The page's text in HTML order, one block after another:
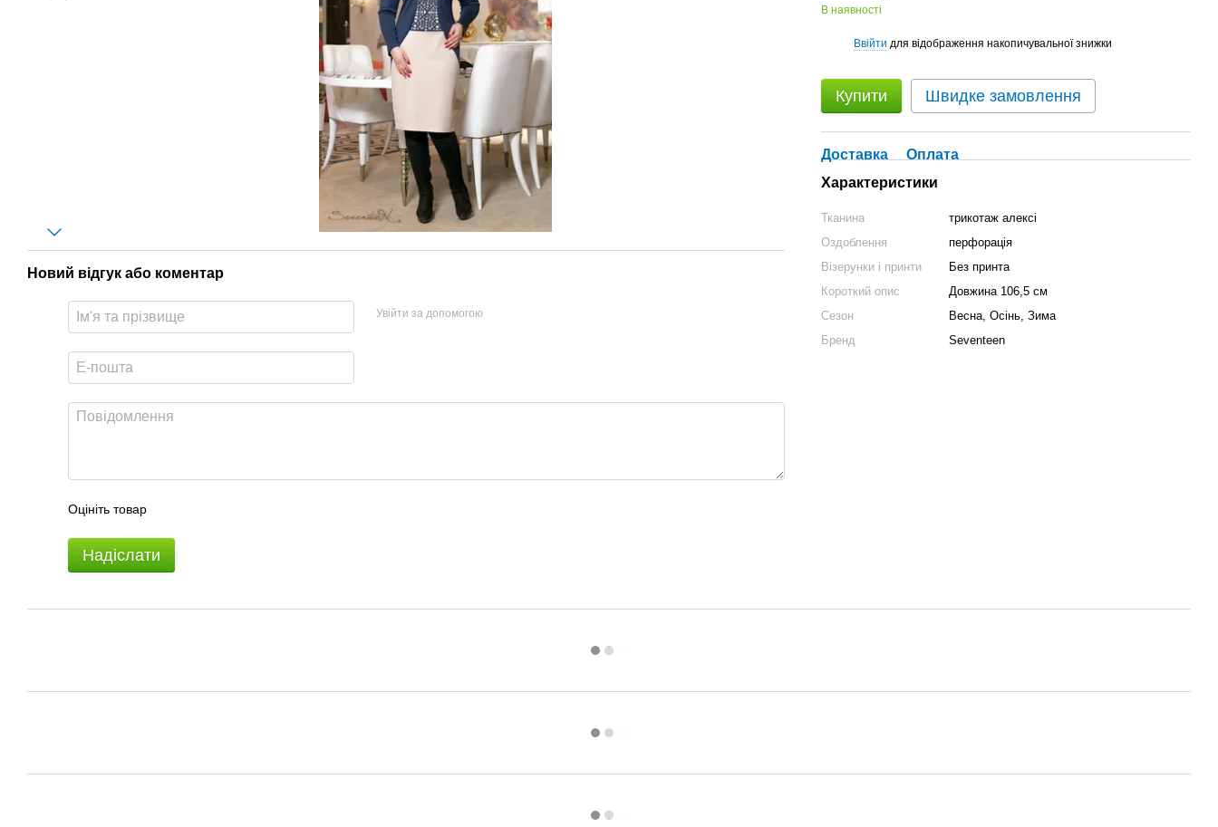
Новий відгук або коментар
Увійти за допомогою
Оцініть товар
Надіслати
В наявності
Ввійти для відображення накопичувальної знижки
Купити Швидке замовлення
Доставка
Оплата
Характеристики
Тканина
трикотаж алексі
Оздоблення
перфорація
Візерунки і принти
Без принта
Короткий опис
Довжина 106,5 см
Сезон
Весна, Осінь, Зима
Бренд
Seventeen